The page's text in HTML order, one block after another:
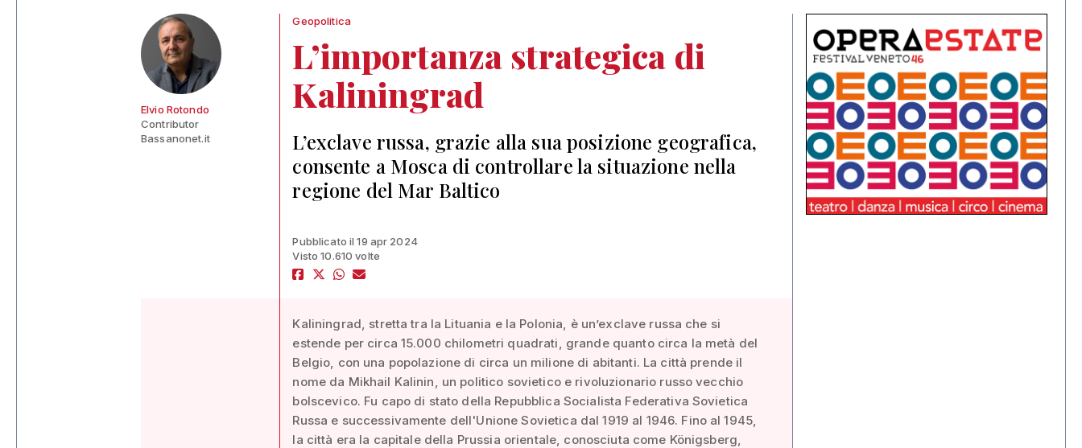
Elvio Rotondo
Contributor
Bassanonet.it
Geopolitica
L’importanza strategica di
Kaliningrad
L’exclave russa, grazie alla sua posizione geografica,
consente a Mosca di controllare la situazione nella
regione del Mar Baltico
Pubblicato il 19 apr 2024
Visto 10.610 volte
Kaliningrad, stretta tra la Lituania e la Polonia, è un’exclave russa che si
estende per circa 15.000 chilometri quadrati, grande quanto circa la metà del
Belgio, con una popolazione di circa un milione di abitanti. La città prende il
nome da Mikhail Kalinin, un politico sovietico e rivoluzionario russo vecchio
bolscevico. Fu capo di stato della Repubblica Socialista Federativa Sovietica
Russa e successivamente dell'Unione Sovietica dal 1919 al 1946. Fino al 1945,
la città era la capitale della Prussia orientale, conosciuta come Königsberg,